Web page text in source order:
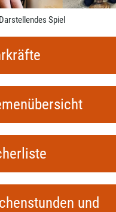
Spiel
und